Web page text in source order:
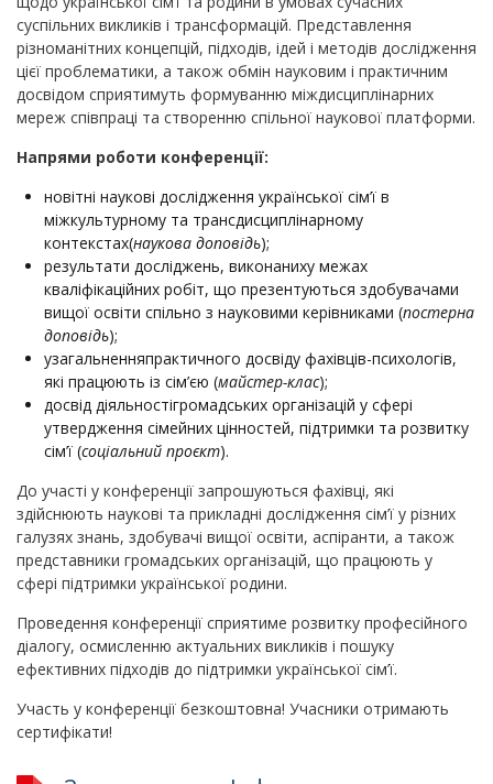
суспільних викликів і трансформацій. Представлення
різноманітних концепцій, підходів, ідей і методів дослідження
цієї проблематики, а також обмін науковим і практичним
досвідом сприятимуть формуванню міждисциплінарних
мереж співпраці та створенню спільної наукової платформи.
Напрями роботи конференції:
новітні наукові дослідження української сім’ї в
міжкультурному та трансдисциплінарному
контекстах(наукова доповідь);
результати досліджень, виконаниху межах
кваліфікаційних робіт, що презентуються здобувачами
вищої освіти спільно з науковими керівниками (постерна
доповідь);
узагальненняпрактичного досвіду фахівців-психологів,
які працюють із сім’єю (майстер-клас);
досвід діяльностігромадських організацій у сфері
утвердження сімейних цінностей, підтримки та розвитку
сім’ї (соціальний проєкт).
До участі у конференції запрошуються фахівці, які
здійснюють наукові та прикладні дослідження сім’ї у різних
галузях знань, здобувачі вищої освіти, аспіранти, а також
представники громадських організацій, що працюють у
сфері підтримки української родини.
Проведення конференції сприятиме розвитку професійного
діалогу, осмисленню актуальних викликів і пошуку
ефективних підходів до підтримки української сім’ї.
Участь у конференції безкоштовна! Учасники отримають
сертифікати!